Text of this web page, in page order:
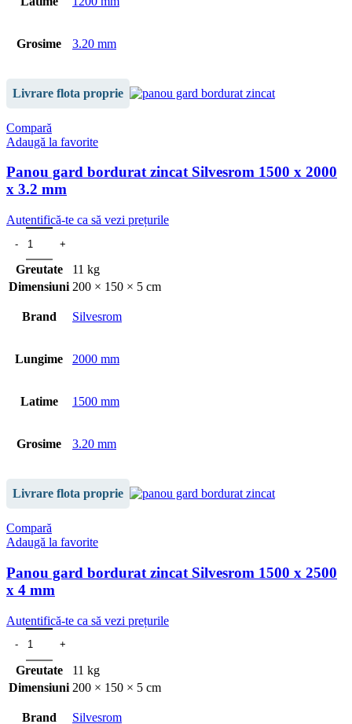
Grosime 3.20 mm
Livrare flota proprie
Compară
Adaugă la favorite
Panou gard bordurat zincat Silvesrom 1500 x 2000
x 3.2 mm
Autentifică-te ca să vezi prețurile
Greutate
11 kg
Dimensiuni 200 × 150 × 5 cm
Brand Silvesrom
Lungime 2000 mm
Latime 1500 mm
Grosime 3.20 mm
Livrare flota proprie
Compară
Adaugă la favorite
Panou gard bordurat zincat Silvesrom 1500 x 2500
x 4 mm
Autentifică-te ca să vezi prețurile
Greutate
11 kg
Dimensiuni 200 × 150 × 5 cm
Brand Silvesrom